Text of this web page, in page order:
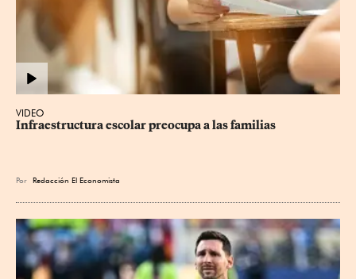
VIDEO
Infraestructura escolar preocupa a las familias
Por Redacción El Economista